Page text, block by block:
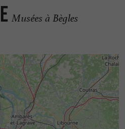
Musées à Bègles